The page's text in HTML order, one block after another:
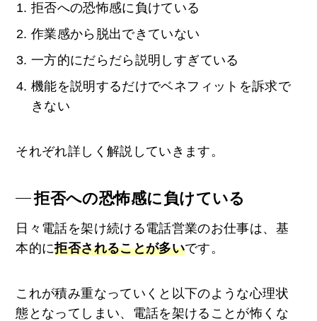
拒否への恐怖感に負けている
作業感から脱出できていない
一方的にだらだら説明しすぎている
機能を説明するだけでベネフィットを訴求で
きない
それぞれ詳しく解説していきます。
拒否への恐怖感に負けている
日々電話を架け続ける電話営業のお仕事は、基
本的に拒否されることが多いです。
これが積み重なっていくと以下のような心理状
態となってしまい、電話を架けることが怖くな